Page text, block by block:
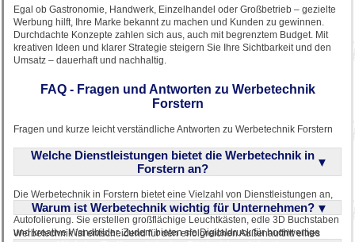
Egal ob Gastronomie, Handwerk, Einzelhandel oder Großbetrieb – gezielte
Werbung hilft, Ihre Marke bekannt zu machen und Kunden zu gewinnen.
Durchdachte Konzepte zahlen sich aus, auch mit begrenztem Budget. Mit
kreativen Ideen und klarer Strategie steigern Sie Ihre Sichtbarkeit und den
Umsatz – dauerhaft und nachhaltig.
FAQ - Fragen und Antworten zu Werbetechnik
Forstern
Fragen und kurze leicht verständliche Antworten zu Werbetechnik Forstern
Welche Dienstleistungen bietet die Werbetechnik in
Forstern an?
Die Werbetechnik in Forstern bietet eine Vielzahl von Dienstleistungen an,
darunter Außenwerbung, Innenwerbung, Fahrzeugfolierung und
Autofolierung. Sie erstellen großflächige Leuchtkästen, edle 3D Buchstaben
und kreative Wandbilder. Zudem bieten sie Digitaldruck für hochwertige
Warum ist Werbetechnik wichtig für Unternehmen?
Werbetechnik ist entscheidend für den erfolgreichen Außenauftritt eines